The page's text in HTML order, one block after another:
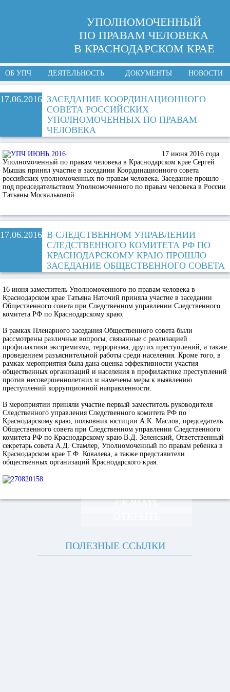
УПОЛНОМОЧЕННЫЙ
ПО ПРАВАМ ЧЕЛОВЕКА
В КРАСНОДАРСКОМ КРАЕ
ОБ УПЧ ДЕЯТЕЛЬНОСТЬ ДОКУМЕНТЫ НОВОСТИ
17.06.2016 ЗАСЕДАНИЕ КООРДИНАЦИОННОГО
СОВЕТА РОССИЙСКИХ
УПОЛНОМОЧЕННЫХ ПО ПРАВАМ
ЧЕЛОВЕКА
17 июня 2016 года
Уполномоченный по правам человека в Краснодарском крае Сергей
Мышак принял участие в заседании Координационного совета
российских уполномоченных по правам человека. Заседание прошло
под председательством Уполномоченного по правам человека в России
Татьяны Москальковой.
17.06.2016 В СЛЕДСТВЕННОМ УПРАВЛЕНИИ
СЛЕДСТВЕННОГО КОМИТЕТА РФ ПО
КРАСНОДАРСКОМУ КРАЮ ПРОШЛО
ЗАСЕДАНИЕ ОБЩЕСТВЕННОГО СОВЕТА
16 июня заместитель Уполномоченного по правам человека в
Краснодарском крае Татьяна Наточий приняла участие в заседании
Общественного совета при Следственном управлении Следственного
комитета РФ по Краснодарскому краю.
В рамках Пленарного заседания Общественного совета были
рассмотрены различные вопросы, связанные с реализацией
профилактики экстремизма, терроризма, других преступлений, а также
проведением разъяснительной работы среди населения. Кроме того, в
рамках мероприятия была дана оценка эффективности участия
общественных организаций и населения в профилактике преступлений
против несовершеннолетних и намечены меры к выявлению
преступлений коррупционной направленности.
В мероприятии приняли участие первый заместитель руководителя
Следственного управления Следственного комитета РФ по
Краснодарскому краю, полковник юстиции А.К. Маслов, председатель
Общественного совета при Следственном управлении Следственного
комитета РФ по Краснодарскому краю В.Д. Зеленский, Ответственный
секретарь совета А.Д. Стамлер, Уполномоченный по правам ребенка в
Краснодарском крае Т.Ф. Ковалева, а также представители
общественных организаций Краснодарского края.
СКАЧАТЬ
ПОЛЕЗНЫЕ ССЫЛКИ